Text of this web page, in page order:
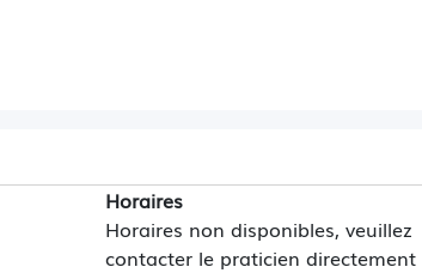
Horaires
Horaires non disponibles, veuillez
contacter le praticien directement